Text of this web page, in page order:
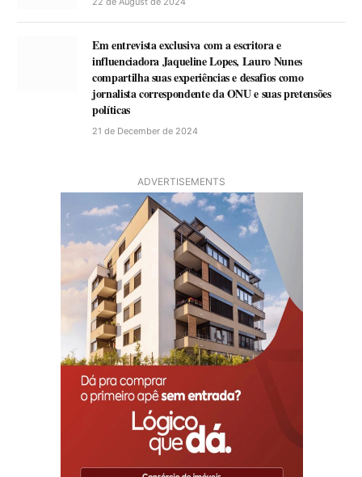
Em entrevista exclusiva com a escritora e
influenciadora Jaqueline Lopes, Lauro Nunes
compartilha suas experiências e desafios como
jornalista correspondente da ONU e suas pretensões
políticas
21 de December de 2024
ADVERTISEMENTS